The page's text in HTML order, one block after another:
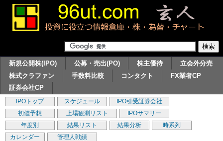
新規公開株(IPO) 公募・売出(PO) 株主優待
立会外分売
株式クラファン
手数料比較 コンタクト
FX業者CP
証券会社CP
IPOトップ スケジュール
IPO引受証券会社
初値予想
上場観測リスト
IPOサマリー
年度別
結果リスト 結果分析
時系列
カレンダー
管理人戦績